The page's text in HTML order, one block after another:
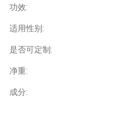
功效:
适用性别:
是否可定制:
净重:
成分: